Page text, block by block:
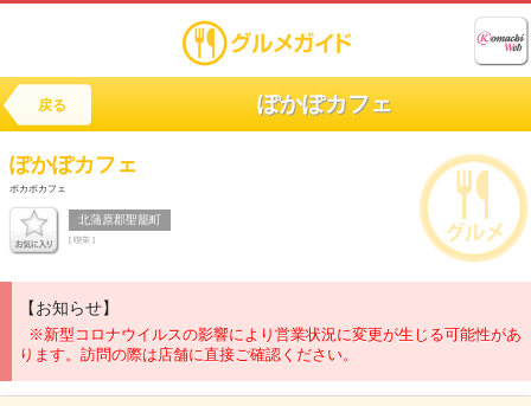
戻る ぽかぽカフェ
ぽかぽカフェ
ポカポカフェ
北蒲原郡聖籠町
[ 喫茶 ]
【お知らせ】
※新型コロナウイルスの影響により営業状況に変更が生じる可能性があ
ります。訪問の際は店舗に直接ご確認ください。